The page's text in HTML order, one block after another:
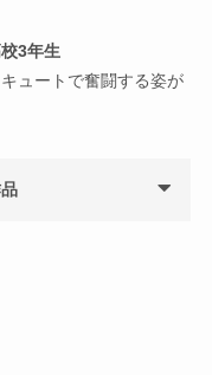
3年生
ュートで奮闘する姿が